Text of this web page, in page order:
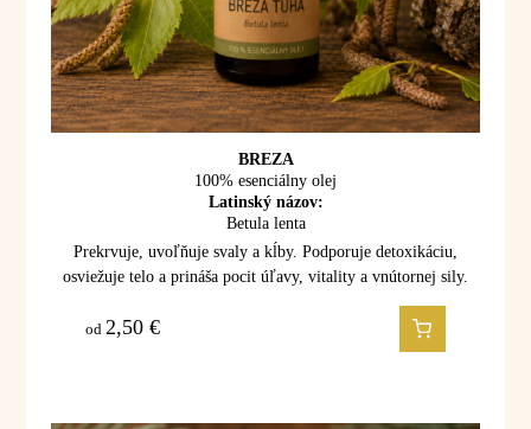
BREZA
100% esenciálny olej
Latinský názov:
Betula lenta
Prekrvuje, uvoľňuje svaly a kĺby. Podporuje detoxikáciu,
osviežuje telo a prináša pocit úľavy, vitality a vnútornej sily.
od 2,50€